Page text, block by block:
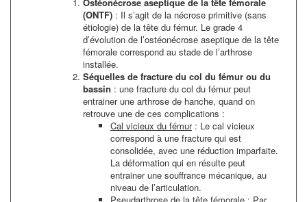
(ONTF) : Il s’agit de la nécrose primitive (sans
étiologie) de la tête du fémur. Le grade 4
d’évolution de l’ostéonécrose aseptique de la tête
fémorale correspond au stade de l’arthrose
installée.
Séquelles de fracture du col du fémur ou du
bassin : une fracture du col du fémur peut
entrainer une arthrose de hanche, quand on
retrouve une de ces complications :
Cal vicieux du fémur: Le cal vicieux
correspond à une fracture qui est
consolidée, avec une réduction imparfaite.
La déformation qui en résulte peut
entrainer une souffrance mécanique, au
niveau de l’articulation.